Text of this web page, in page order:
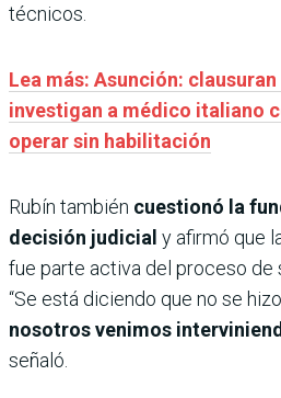
técnicos.
Lea más: Asunción:
investigan a médico italiano
operar sin habilitación
Rubín también cuestionó la
decisión judicial y afirmó que
fue parte activa del proceso de
“Se está diciendo que no se
nosotros venimos
señaló.